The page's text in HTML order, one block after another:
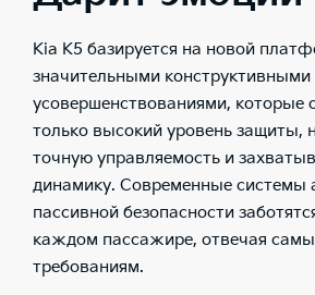
Kia K5 базируется на новой
значительными конструктивными
усовершенствованиями, которые
только высокий уровень защиты,
точную управляемость и
динамику. Современные системы
пассивной безопасности
каждом пассажире, отвечая
требованиям.